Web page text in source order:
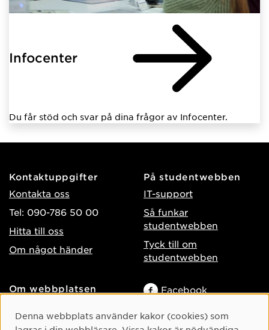
Infocenter
Du får stöd och svar på dina frågor av Infocenter.
Kontaktuppgifter
Kontakta oss
Tel: 090-786 50 00
Hitta till oss
Om något händer
På studentwebben
IT-support
Så funkar
studentwebben
Tyck till om
studentwebben
Om webbplatsen
Behandling av
Facebook
Cookie-samtycke
Denna webbplats använder kakor (cookies) som